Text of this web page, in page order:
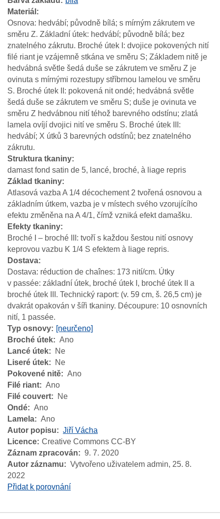
Materiál
Osnova: hedvábí; původně bílá; s mírným zákrutem ve
směru Z. Základní útek: hedvábí; původně bílá; bez
znatelného zákrutu. Broché útek I: dvojice pokovených nití
filé riant je vzájemně stkána ve směru S; Základem nitě je
hedvábná světle šedá duše se zákrutem ve směru Z je
ovinuta s mírnými rozestupy stříbrnou lamelou ve směru
S. Broché útek II: pokovená nit ondé; hedvábná světle
šedá duše se zákrutem ve směru S; duše je ovinuta ve
směru Z hedvábnou nití téhož barevného odstínu; zlatá
lamela ovíjí dvojici nití ve směru S. Broché útek III:
hedvábí; X útků 3 barevných odstínů; bez znatelného
zákrutu.
Struktura tkaniny
damast fond satin de 5, lancé, broché, à liage repris
Základ tkaniny
Atlasová vazba A 1/4 décochement 2 tvořená osnovou a
základním útkem, vazba je v místech svého vzorujícího
efektu změněna na A 4/1, čímž vzniká efekt damašku.
Efekty tkaniny
Broché I – broché III: tvoří s každou šestou nití osnovy
keprovou vazbu K 1/4 S efektem à liage repris.
Dostava
Dostava: réduction de chaînes: 173 nití/cm. Útky
v passée: základní útek, broché útek I, broché útek II a
broché útek III. Technický raport: (v. 59 cm, š. 26,5 cm) je
dvakrát opakován v šíři tkaniny. Découpure: 10 osnovních
nití, 1 passée.
Typ osnovy
[neurčeno]
Broché útek
Ano
Lancé útek
Ne
Liseré útek
Ne
Pokovené nitě
Ano
Filé riant
Ano
Filé couvert
Ne
Ondé
Ano
Lamela
Ano
Autor popisu
Jiří Vácha
Licence Creative Commons CC-BY
Záznam zpracován
9. 7. 2020
Autor záznamu
Vytvořeno uživatelem admin, 25. 8.
2022
Přidat k porovnání